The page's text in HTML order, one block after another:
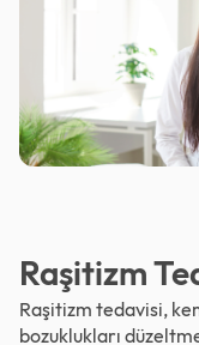
Raşitizm
Raşitizm tedavisi,
bozuklukları